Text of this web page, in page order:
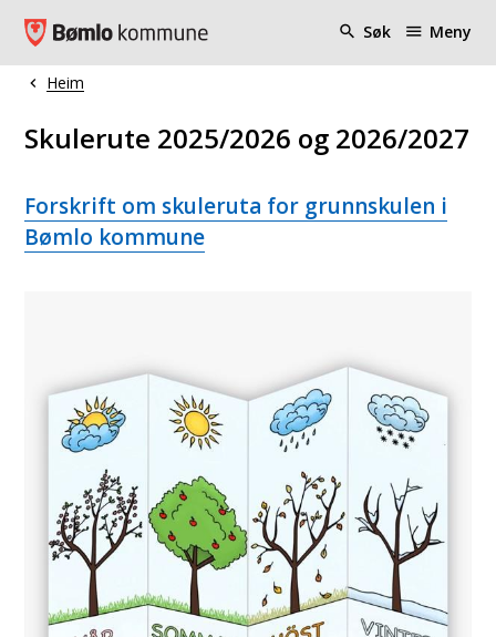
Bømlo kommune Søk Meny
Du er her:
Heim
Skulerute 2025/2026 og 2026/2027
Forskrift om skuleruta for grunnskulen i
Bømlo kommune